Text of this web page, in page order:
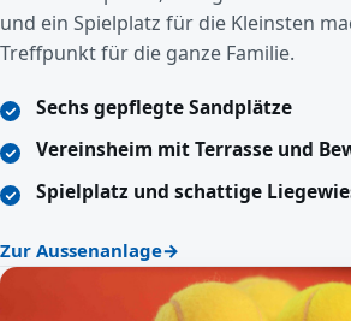
und ein Spielplatz für die Kleinsten
Treffpunkt für die ganze Familie.
Sechs gepflegte Sandplätze
Vereinsheim mit Terrasse und
Spielplatz und schattige
Zur Aussenanlage